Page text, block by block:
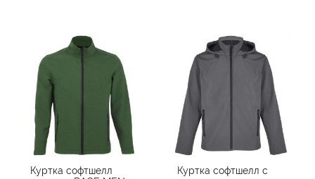
Thermalli
Unit
Куртка софтшелл
Куртка софтшелл с